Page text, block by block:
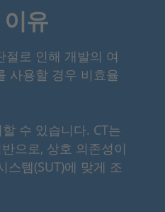
유
로 인해 개발의 여
사용할 경우 비효율
수 있습니다. CT는
으로, 상호 의존성이
템(SUT)에 맞게 조